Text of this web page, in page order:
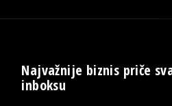
Najvažnije biznis priče
inboksu